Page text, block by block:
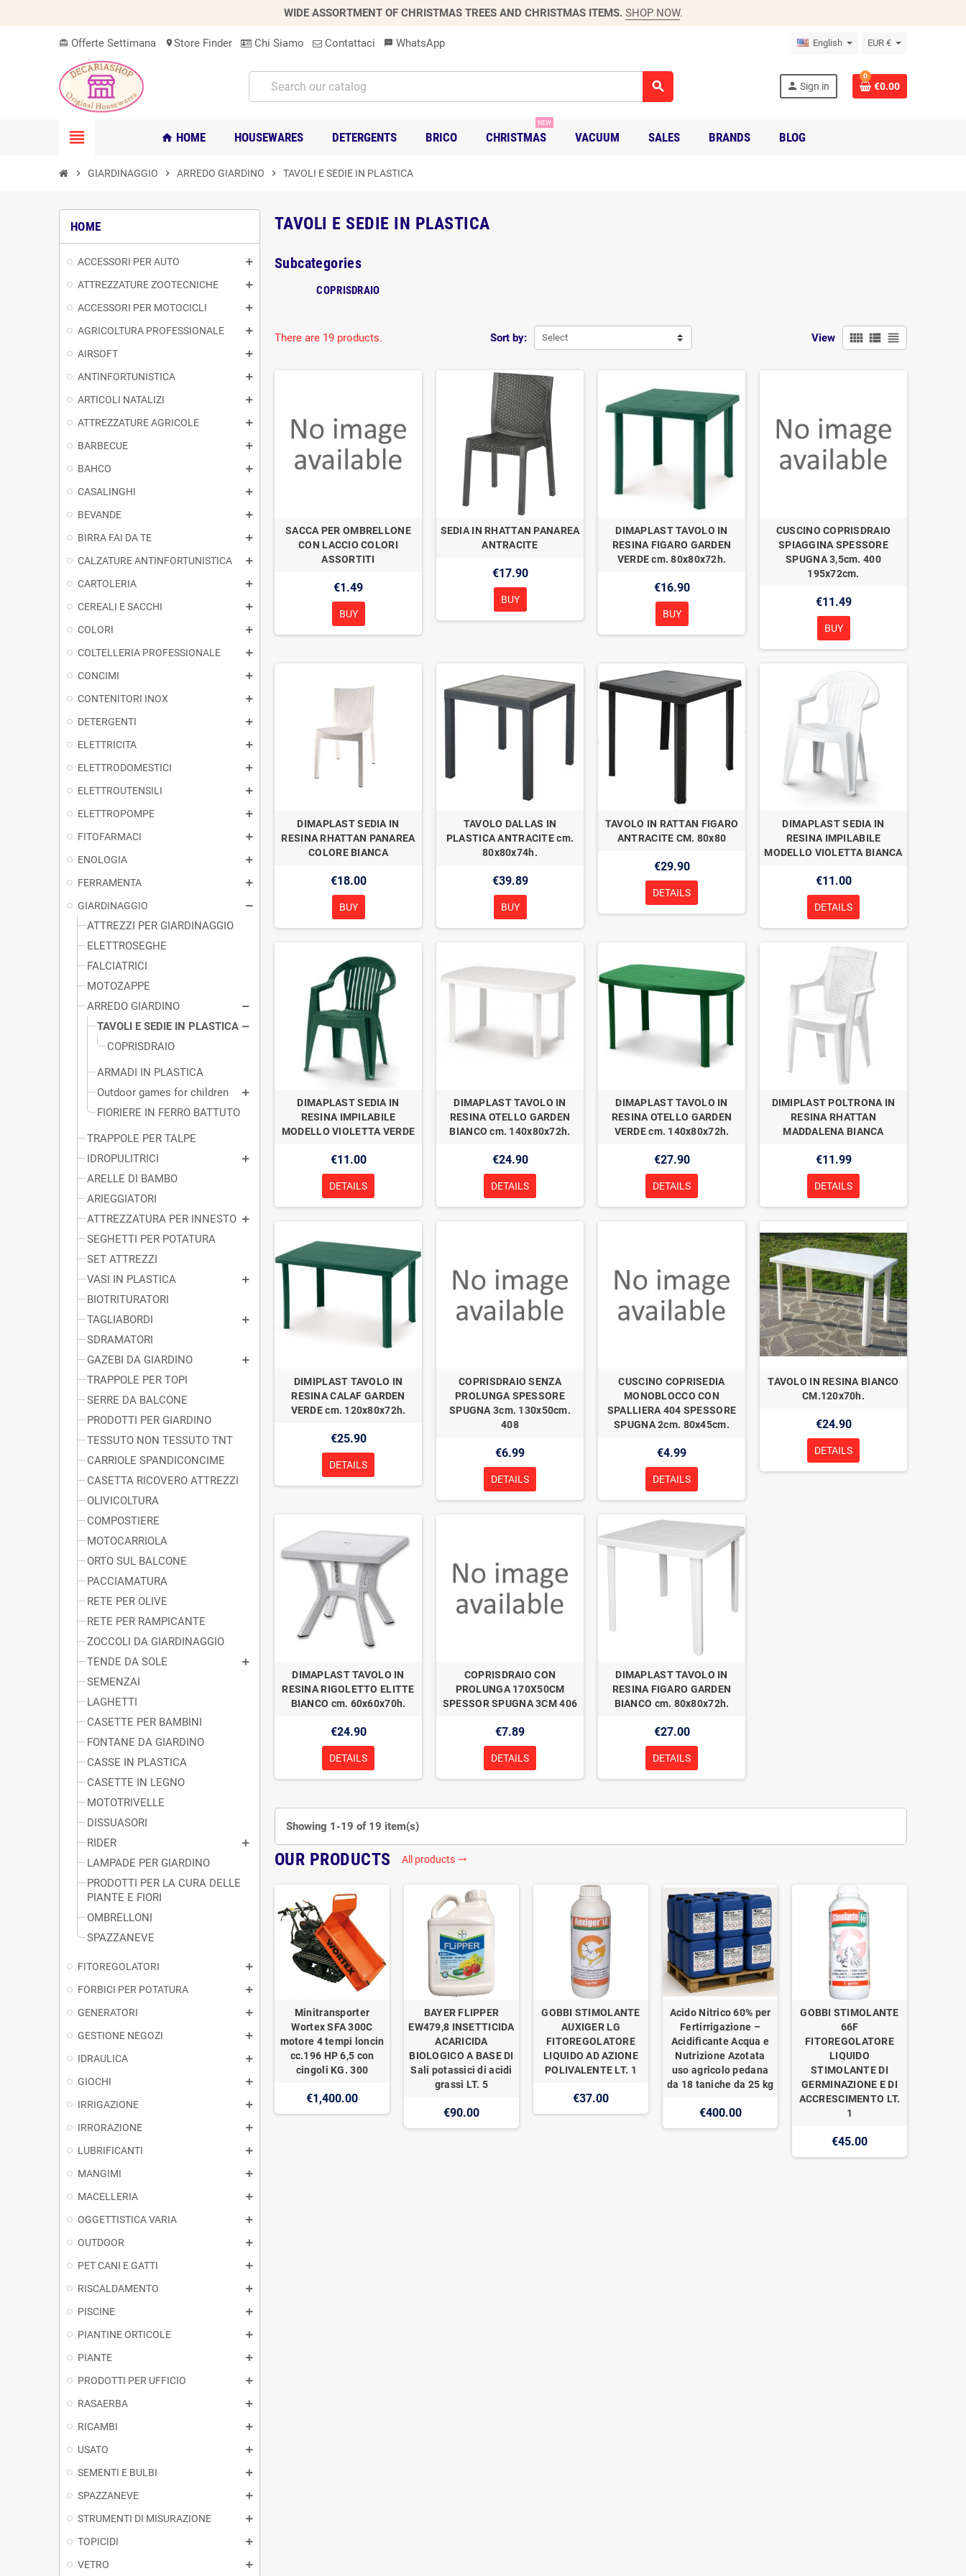
WIDE ASSORTMENT OF CHRISTMAS TREES AND CHRISTMAS ITEMS. SHOP NOW.
card_giftcard Offerte Settimana location_onStore Finder Chi Siamo Contattaci sms WhatsApp English EUR €
search person Sign in
0
€0.00
view_headline home HOME HOUSEWARES DETERGENTS BRICO CHRISTMAS
NEW
VACUUM SALES BRANDS BLOG
chevron_right GIARDINAGGIO chevron_right ARREDO GIARDINO chevron_right TAVOLI E SEDIE IN PLASTICA
HOME
ACCESSORI PER AUTO
ATTREZZATURE ZOOTECNICHE
ACCESSORI PER MOTOCICLI
AGRICOLTURA PROFESSIONALE
AIRSOFT
ANTINFORTUNISTICA
ARTICOLI NATALIZI
ATTREZZATURE AGRICOLE
BARBECUE
BAHCO
CASALINGHI
BEVANDE
BIRRA FAI DA TE
CALZATURE ANTINFORTUNISTICA
CARTOLERIA
CEREALI E SACCHI
COLORI
COLTELLERIA PROFESSIONALE
CONCIMI
CONTENITORI INOX
DETERGENTI
ELETTRICITA
ELETTRODOMESTICI
ELETTROUTENSILI
ELETTROPOMPE
FITOFARMACI
ENOLOGIA
FERRAMENTA
GIARDINAGGIO
ATTREZZI PER GIARDINAGGIO
ELETTROSEGHE
FALCIATRICI
MOTOZAPPE
ARREDO GIARDINO
TAVOLI E SEDIE IN PLASTICA
COPRISDRAIO
ARMADI IN PLASTICA
Outdoor games for children
FIORIERE IN FERRO BATTUTO
TRAPPOLE PER TALPE
IDROPULITRICI
ARELLE DI BAMBO
ARIEGGIATORI
ATTREZZATURA PER INNESTO
SEGHETTI PER POTATURA
SET ATTREZZI
VASI IN PLASTICA
BIOTRITURATORI
TAGLIABORDI
SDRAMATORI
GAZEBI DA GIARDINO
TRAPPOLE PER TOPI
SERRE DA BALCONE
PRODOTTI PER GIARDINO
TESSUTO NON TESSUTO TNT
CARRIOLE SPANDICONCIME
CASETTA RICOVERO ATTREZZI
OLIVICOLTURA
COMPOSTIERE
MOTOCARRIOLA
ORTO SUL BALCONE
PACCIAMATURA
RETE PER OLIVE
RETE PER RAMPICANTE
ZOCCOLI DA GIARDINAGGIO
TENDE DA SOLE
SEMENZAI
LAGHETTI
CASETTE PER BAMBINI
FONTANE DA GIARDINO
CASSE IN PLASTICA
CASETTE IN LEGNO
MOTOTRIVELLE
DISSUASORI
RIDER
LAMPADE PER GIARDINO
PRODOTTI PER LA CURA DELLE
PIANTE E FIORI
OMBRELLONI
SPAZZANEVE
FITOREGOLATORI
FORBICI PER POTATURA
GENERATORI
GESTIONE NEGOZI
IDRAULICA
GIOCHI
IRRIGAZIONE
IRRORAZIONE
LUBRIFICANTI
MANGIMI
MACELLERIA
OGGETTISTICA VARIA
OUTDOOR
PET CANI E GATTI
RISCALDAMENTO
PISCINE
PIANTINE ORTICOLE
PIANTE
PRODOTTI PER UFFICIO
RASAERBA
RICAMBI
USATO
SEMENTI E BULBI
SPAZZANEVE
STRUMENTI DI MISURAZIONE
TOPICIDI
VETRO
TAVOLI E SEDIE IN PLASTICA
Subcategories
COPRISDRAIO
Sort by: Select View view_comfy view_list view_headline
There are 19 products.
SACCA PER OMBRELLONE
CON LACCIO COLORI
ASSORTITI
€1.49
BUY
SEDIA IN RHATTAN PANAREA
ANTRACITE
€17.90
BUY
DIMAPLAST TAVOLO IN
RESINA FIGARO GARDEN
VERDE cm. 80x80x72h.
€16.90
BUY
CUSCINO COPRISDRAIO
SPIAGGINA SPESSORE
SPUGNA 3,5cm. 400
195x72cm.
€11.49
BUY
DIMAPLAST SEDIA IN
RESINA RHATTAN PANAREA
COLORE BIANCA
€18.00
BUY
TAVOLO DALLAS IN
PLASTICA ANTRACITE cm.
80x80x74h.
€39.89
BUY
TAVOLO IN RATTAN FIGARO
ANTRACITE CM. 80x80
€29.90
DETAILS
DIMAPLAST SEDIA IN
RESINA IMPILABILE
MODELLO VIOLETTA BIANCA
€11.00
DETAILS
DIMAPLAST SEDIA IN
RESINA IMPILABILE
MODELLO VIOLETTA VERDE
€11.00
DETAILS
DIMAPLAST TAVOLO IN
RESINA OTELLO GARDEN
BIANCO cm. 140x80x72h.
€24.90
DETAILS
DIMAPLAST TAVOLO IN
RESINA OTELLO GARDEN
VERDE cm. 140x80x72h.
€27.90
DETAILS
DIMIPLAST POLTRONA IN
RESINA RHATTAN
MADDALENA BIANCA
€11.99
DETAILS
DIMIPLAST TAVOLO IN
RESINA CALAF GARDEN
VERDE cm. 120x80x72h.
€25.90
DETAILS
COPRISDRAIO SENZA
PROLUNGA SPESSORE
SPUGNA 3cm. 130x50cm.
408
€6.99
DETAILS
CUSCINO COPRISEDIA
MONOBLOCCO CON
SPALLIERA 404 SPESSORE
SPUGNA 2cm. 80x45cm.
€4.99
DETAILS
TAVOLO IN RESINA BIANCO
CM.120x70h.
€24.90
DETAILS
DIMAPLAST TAVOLO IN
RESINA RIGOLETTO ELITTE
BIANCO cm. 60x60x70h.
€24.90
DETAILS
COPRISDRAIO CON
PROLUNGA 170X50CM
SPESSOR SPUGNA 3CM 406
€7.89
DETAILS
DIMAPLAST TAVOLO IN
RESINA FIGARO GARDEN
BIANCO cm. 80x80x72h.
€27.00
DETAILS
Showing 1-19 of 19 item(s)
OUR PRODUCTS All products trending_flat
Minitransporter
Wortex SFA 300C
motore 4 tempi loncin
cc.196 HP 6,5 con
cingoli KG. 300
€1,400.00
BAYER FLIPPER
EW479,8 INSETTICIDA
ACARICIDA
BIOLOGICO A BASE DI
Sali potassici di acidi
grassi LT. 5
€90.00
GOBBI STIMOLANTE
AUXIGER LG
FITOREGOLATORE
LIQUIDO AD AZIONE
POLIVALENTE LT. 1
€37.00
Acido Nitrico 60% per
Fertirrigazione –
Acidificante Acqua e
Nutrizione Azotata
uso agricolo pedana
da 18 taniche da 25 kg
€400.00
GOBBI STIMOLANTE
66F
FITOREGOLATORE
LIQUIDO
STIMOLANTE DI
GERMINAZIONE E DI
ACCRESCIMENTO LT.
1
€45.00